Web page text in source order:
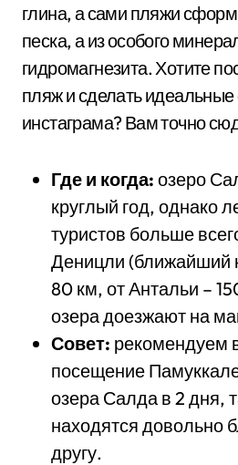
глина, а сами пляжи
песка, а из особого
гидромагнезита. Хотите
пляж и сделать
инстаграма? Вам точно
Где и когда: озеро
круглый год, однако
туристов больше
Деницли (ближайший
80 км, от Антальи –
озера доезжают на
Совет: рекомендуем
посещение
озера Салда в 2 дня,
находятся довольно
другу.